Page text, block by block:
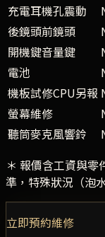
充電耳機孔震動
後鏡頭前鏡頭
開機鍵音量鍵
電池
機板試修CPU另報
螢幕維修
聽筒麥克風響鈴
＊ 報價含工資與
準，特殊狀況（泡
立即預約維修